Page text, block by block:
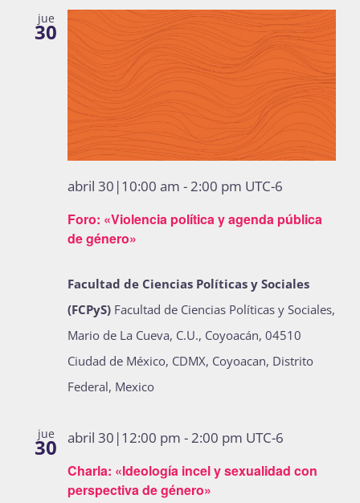
jue
30
Foro: «Violencia política y agenda pública
de género»
abril 30|10:00 am -2:00 pm UTC-6
Facultad de Ciencias Políticas y Sociales
(FCPyS) Facultad de Ciencias Políticas y Sociales,
Mario de La Cueva, C.U., Coyoacán, 04510
Ciudad de México, CDMX, Coyoacan, Distrito
Federal, Mexico
jue
30
Charla: «Ideología incel y sexualidad con
perspectiva de género»
abril 30|12:00 pm -2:00 pm UTC-6